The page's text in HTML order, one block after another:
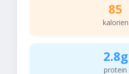
85
kalorien
2.8g
protein